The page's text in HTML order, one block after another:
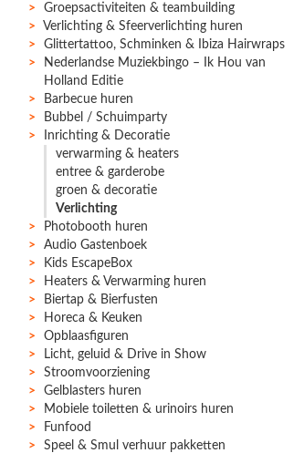
Groepsactiviteiten & teambuilding
Verlichting & Sfeerverlichting huren
Glittertattoo, Schminken & Ibiza Hairwraps
Nederlandse Muziekbingo – Ik Hou van
Holland Editie
Barbecue huren
Bubbel / Schuimparty
Inrichting & Decoratie
verwarming & heaters
entree & garderobe
groen & decoratie
Verlichting
Photobooth huren
Audio Gastenboek
Kids EscapeBox
Heaters & Verwarming huren
Biertap & Bierfusten
Horeca & Keuken
Opblaasfiguren
Licht, geluid & Drive in Show
Stroomvoorziening
Gelblasters huren
Mobiele toiletten & urinoirs huren
Funfood
Speel & Smul verhuur pakketten